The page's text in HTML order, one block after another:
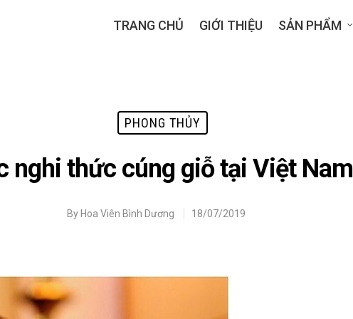
TRANG CHỦ GIỚI THIỆU SẢN PHẨM
PHONG THỦY
nghi thức cúng giỗ tại Việt Nam
By Hoa Viên Bình Dương 18/07/2019